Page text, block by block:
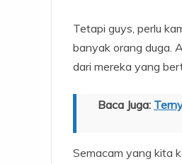
Tetapi guys, perlu
banyak orang duga.
dari mereka yang
Baca Juga:
Semacam yang kita